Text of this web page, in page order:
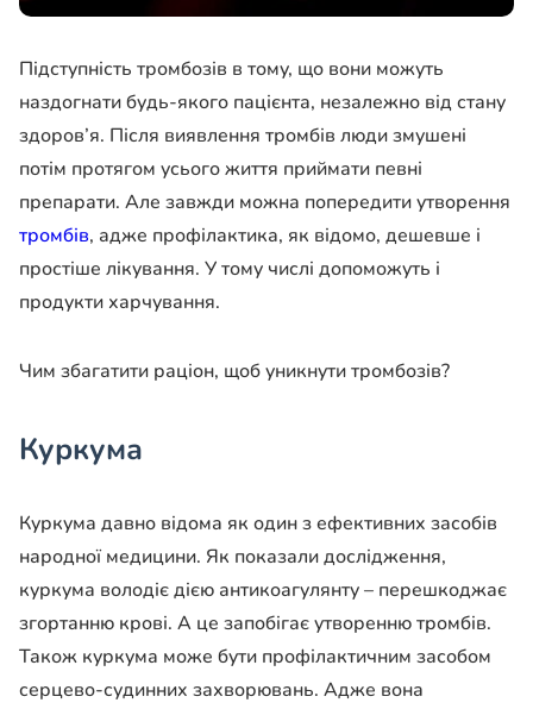
Підступність тромбозів в тому, що вони можуть
наздогнати будь-якого пацієнта, незалежно від стану
здоров’я. Після виявлення тромбів люди змушені
потім протягом усього життя приймати певні
препарати. Але завжди можна попередити утворення
тромбів, адже профілактика, як відомо, дешевше і
простіше лікування. У тому числі допоможуть і
продукти харчування.
Чим збагатити раціон, щоб уникнути тромбозів?
Куркума
Куркума давно відома як один з ефективних засобів
народної медицини. Як показали дослідження,
куркума володіє дією антикоагулянту – перешкоджає
згортанню крові. А це запобігає утворенню тромбів.
Також куркума може бути профілактичним засобом
серцево-судинних захворювань. Адже вона